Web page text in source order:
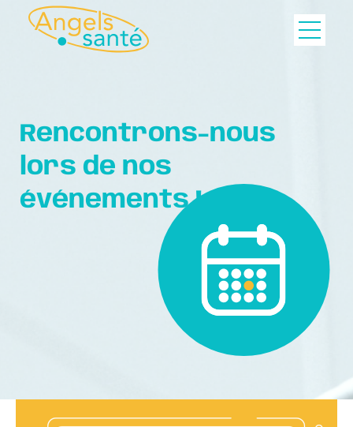
Rencontrons-nous
lors de nos
événements !